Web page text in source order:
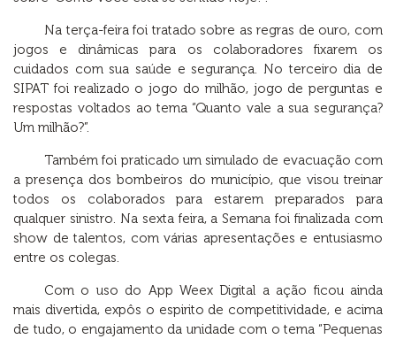
Na terça-feira foi tratado sobre as regras de ouro, com
jogos e dinâmicas para os colaboradores fixarem os
cuidados com sua saúde e segurança. No terceiro dia de
SIPAT foi realizado o jogo do milhão, jogo de perguntas e
respostas voltados ao tema “Quanto vale a sua segurança?
Um milhão?”.
Também foi praticado um simulado de evacuação com
a presença dos bombeiros do município, que visou treinar
todos os colaborados para estarem preparados para
qualquer sinistro. Na sexta feira, a Semana foi finalizada com
show de talentos, com várias apresentações e entusiasmo
entre os colegas.
Com o uso do App Weex Digital a ação ficou ainda
mais divertida, expôs o espirito de competitividade, e acima
de tudo, o engajamento da unidade com o tema “Pequenas